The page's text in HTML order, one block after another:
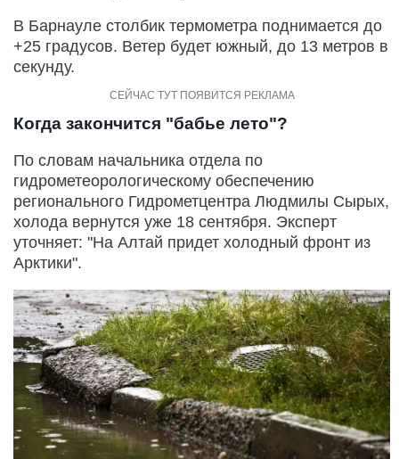
В Барнауле столбик термометра поднимается до
+25 градусов. Ветер будет южный, до 13 метров в
секунду.
Когда закончится "бабье лето"?
По словам начальника отдела по
гидрометеорологическому обеспечению
регионального Гидрометцентра Людмилы Сырых,
холода вернутся уже 18 сентября. Эксперт
уточняет: "На Алтай придет холодный фронт из
Арктики".